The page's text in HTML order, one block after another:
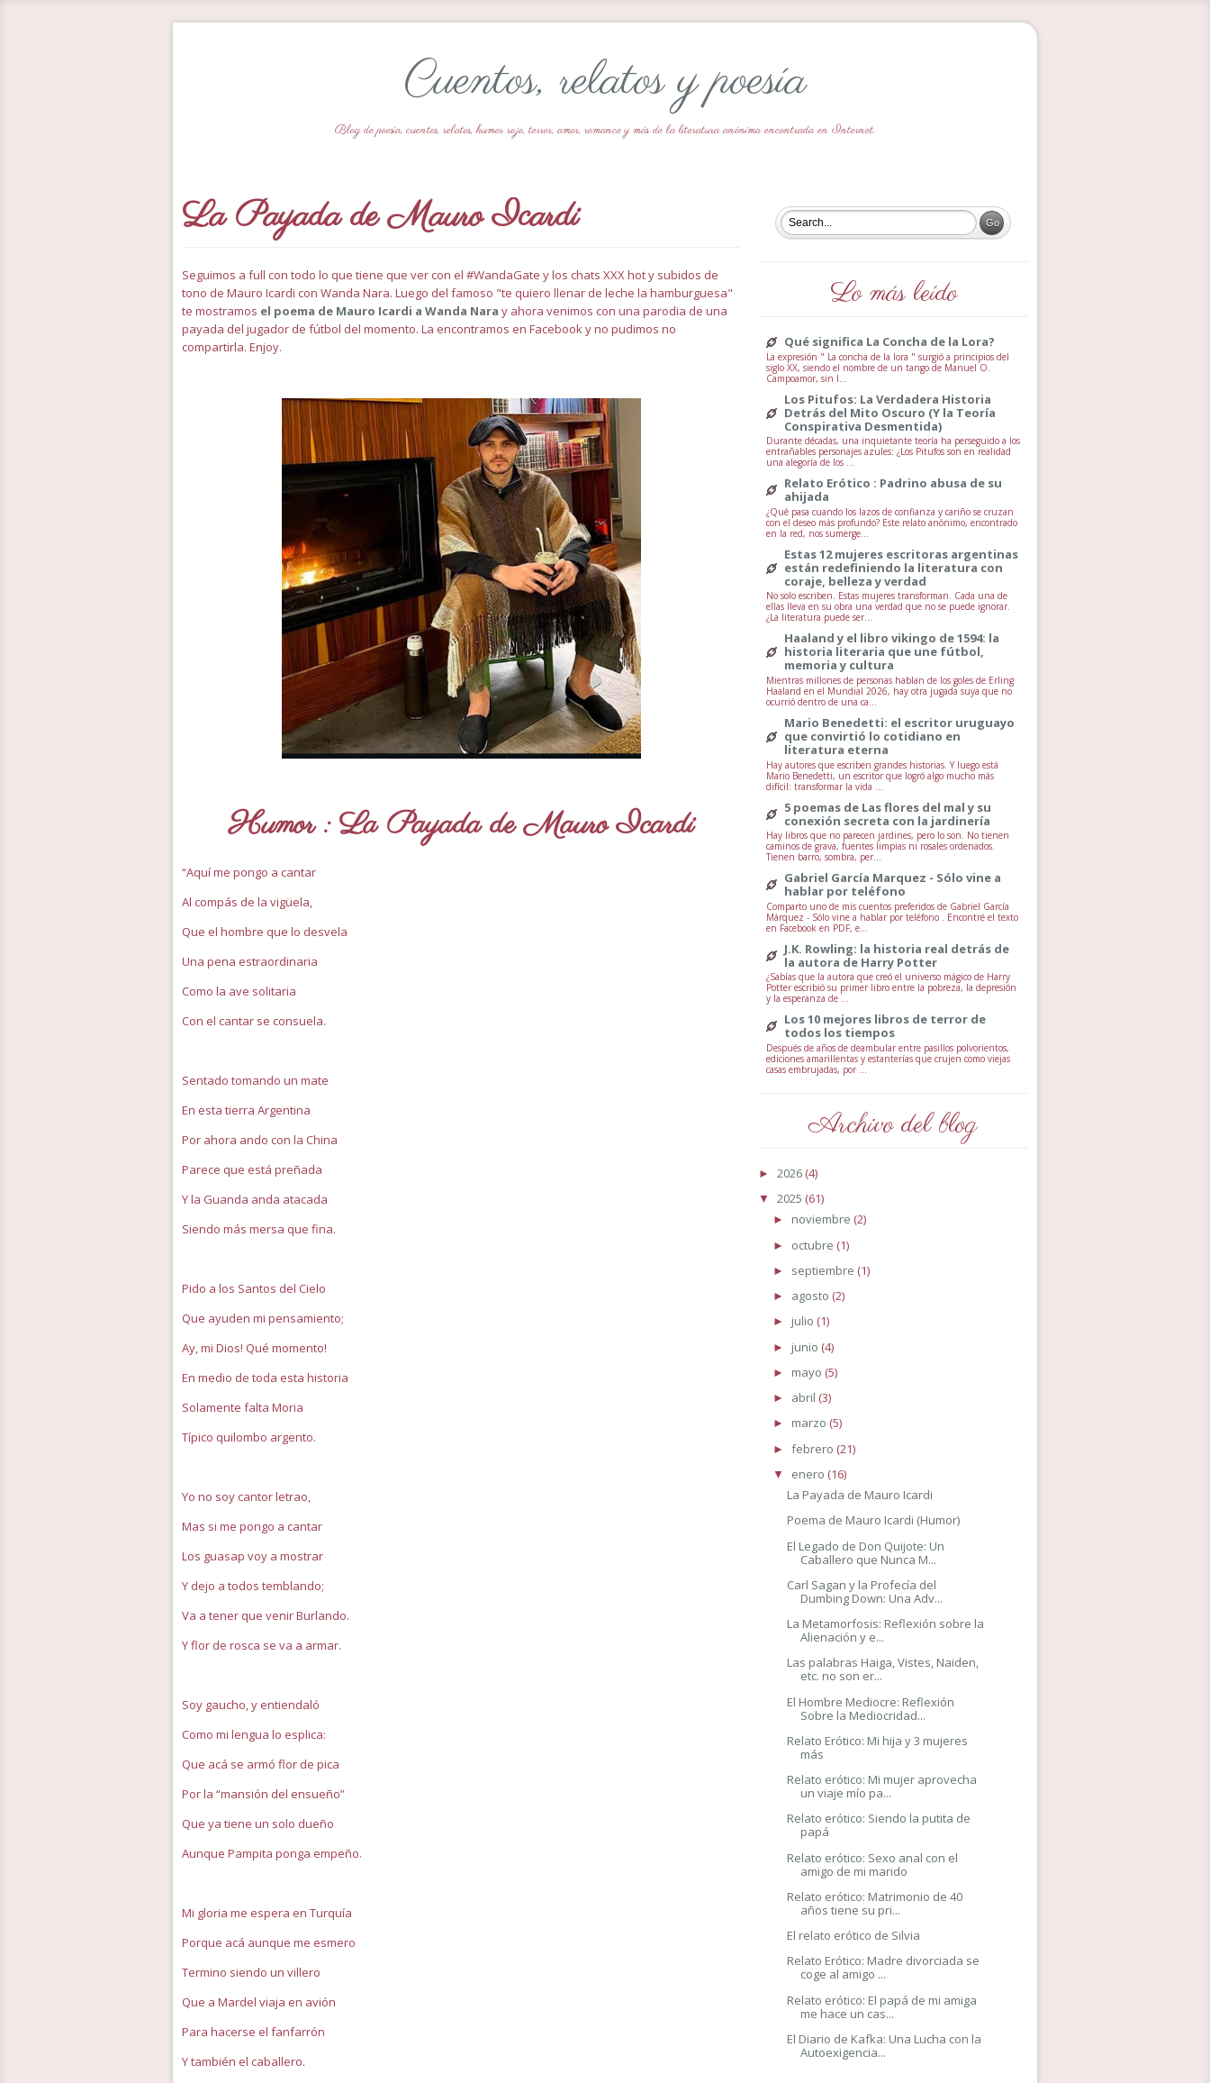
Cuentos, relatos y poesía
Blog de poesía, cuentos, relatos, humor rojo, terror, amor, romance y más de la literatura anónima encontrada en Internet.
La Payada de Mauro Icardi
Seguimos a full con todo lo que tiene que ver con el #WandaGate y los chats XXX hot y subidos de
tono de Mauro Icardi con Wanda Nara. Luego del famoso "te quiero llenar de leche la hamburguesa"
te mostramos el poema de Mauro Icardi a Wanda Nara y ahora venimos con una parodia de una
payada del jugador de fútbol del momento. La encontramos en Facebook y no pudimos no
compartirla. Enjoy.
Humor : La Payada de Mauro Icardi
“Aquí me pongo a cantar
Al compás de la vigüela,
Que el hombre que lo desvela
Una pena estraordinaria
Como la ave solitaria
Con el cantar se consuela.
Sentado tomando un mate
En esta tierra Argentina
Por ahora ando con la China
Parece que está preñada
Y la Guanda anda atacada
Siendo más mersa que fina.
Pido a los Santos del Cielo
Que ayuden mi pensamiento;
Ay, mi Dios! Qué momento!
En medio de toda esta historia
Solamente falta Moria
Típico quilombo argento.
Yo no soy cantor letrao,
Mas si me pongo a cantar
Los guasap voy a mostrar
Y dejo a todos temblando;
Va a tener que venir Burlando.
Y flor de rosca se va a armar.
Soy gaucho, y entiendaló
Como mi lengua lo esplica:
Que acá se armó flor de pica
Por la “mansión del ensueño”
Que ya tiene un solo dueño
Aunque Pampita ponga empeño.
Mi gloria me espera en Turquía
Porque acá aunque me esmero
Termino siendo un villero
Que a Mardel viaja en avión
Para hacerse el fanfarrón
Y también el caballero.
Lo más leído
Qué significa La Concha de la Lora?
La expresión " La concha de la lora " surgió a principios del
siglo XX, siendo el nombre de un tango de Manuel O.
Campoamor, sin l...
Los Pitufos: La Verdadera Historia
Detrás del Mito Oscuro (Y la Teoría
Conspirativa Desmentida)
Durante décadas, una inquietante teoría ha perseguido a los
entrañables personajes azules: ¿Los Pitufos son en realidad
una alegoría de los ...
Relato Erótico : Padrino abusa de su
ahijada
¿Qué pasa cuando los lazos de confianza y cariño se cruzan
con el deseo más profundo? Este relato anónimo, encontrado
en la red, nos sumerge...
Estas 12 mujeres escritoras argentinas
están redefiniendo la literatura con
coraje, belleza y verdad
No solo escriben. Estas mujeres transforman. Cada una de
ellas lleva en su obra una verdad que no se puede ignorar.
¿La literatura puede ser...
Haaland y el libro vikingo de 1594: la
historia literaria que une fútbol,
memoria y cultura
Mientras millones de personas hablan de los goles de Erling
Haaland en el Mundial 2026, hay otra jugada suya que no
ocurrió dentro de una ca...
Mario Benedetti: el escritor uruguayo
que convirtió lo cotidiano en
literatura eterna
Hay autores que escriben grandes historias. Y luego está
Mario Benedetti, un escritor que logró algo mucho más
difícil: transformar la vida ...
5 poemas de Las flores del mal y su
conexión secreta con la jardinería
Hay libros que no parecen jardines, pero lo son. No tienen
caminos de grava, fuentes limpias ni rosales ordenados.
Tienen barro, sombra, per...
Gabriel García Marquez - Sólo vine a
hablar por teléfono
Comparto uno de mis cuentos preferidos de Gabriel García
Márquez - Sólo vine a hablar por teléfono . Encontré el texto
en Facebook en PDF, e...
J.K. Rowling: la historia real detrás de
la autora de Harry Potter
¿Sabías que la autora que creó el universo mágico de Harry
Potter escribió su primer libro entre la pobreza, la depresión
y la esperanza de ...
Los 10 mejores libros de terror de
todos los tiempos
Después de años de deambular entre pasillos polvorientos,
ediciones amarillentas y estanterías que crujen como viejas
casas embrujadas, por ...
Archivo del blog
► 2026 (4)
▼ 2025 (61)
► noviembre (2)
► octubre (1)
► septiembre (1)
► agosto (2)
► julio (1)
► junio (4)
► mayo (5)
► abril (3)
► marzo (5)
► febrero (21)
▼ enero (16)
La Payada de Mauro Icardi
Poema de Mauro Icardi (Humor)
El Legado de Don Quijote: Un
Caballero que Nunca M...
Carl Sagan y la Profecía del
Dumbing Down: Una Adv...
La Metamorfosis: Reflexión sobre la
Alienación y e...
Las palabras Haiga, Vistes, Naiden,
etc. no son er...
El Hombre Mediocre: Reflexión
Sobre la Mediocridad...
Relato Erótico: Mi hija y 3 mujeres
más
Relato erótico: Mi mujer aprovecha
un viaje mío pa...
Relato erótico: Siendo la putita de
papá
Relato erótico: Sexo anal con el
amigo de mi marido
Relato erótico: Matrimonio de 40
años tiene su pri...
El relato erótico de Silvia
Relato Erótico: Madre divorciada se
coge al amigo ...
Relato erótico: El papá de mi amiga
me hace un cas...
El Diario de Kafka: Una Lucha con la
Autoexigencia...